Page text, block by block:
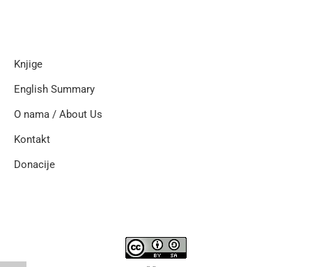
Knjige
English Summary
O nama / About Us
Kontakt
Donacije